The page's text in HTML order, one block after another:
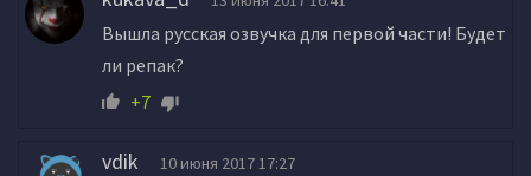
Вышла русская озвучка для первой части! Будет
ли репак?
+7
vdik 10 июня 2017 17:27